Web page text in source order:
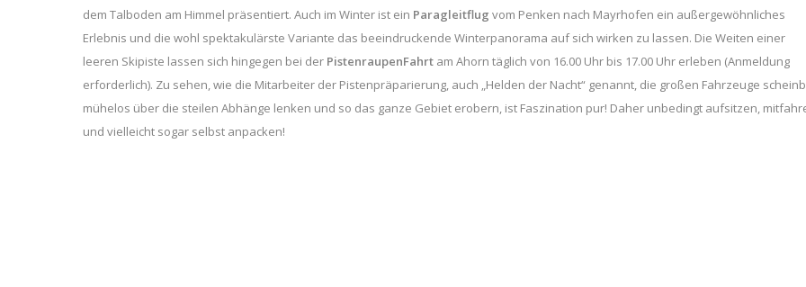
dem Talboden am Himmel präsentiert. Auch im Winter ist ein Paragleitflug vom Penken nach Mayrhofen ein außergewöhnliches
Erlebnis und die wohl spektakulärste Variante das beeindruckende Winterpanorama auf sich wirken zu lassen. Die Weiten einer
leeren Skipiste lassen sich hingegen bei der PistenraupenFahrt am Ahorn täglich von 16.00 Uhr bis 17.00 Uhr erleben (Anmeldung
erforderlich). Zu sehen, wie die Mitarbeiter der Pistenpräparierung, auch „Helden der Nacht“ genannt, die großen Fahrzeuge
mühelos über die steilen Abhänge lenken und so das ganze Gebiet erobern, ist Faszination pur! Daher unbedingt aufsitzen,
und vielleicht sogar selbst anpacken!